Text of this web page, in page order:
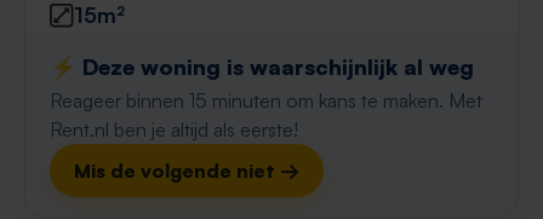
15m²
⚡️ Deze woning is waarschijnlijk al weg
Reageer binnen 15 minuten om kans te maken. Met
Rent.nl ben je altijd als eerste!
Mis de volgende niet →